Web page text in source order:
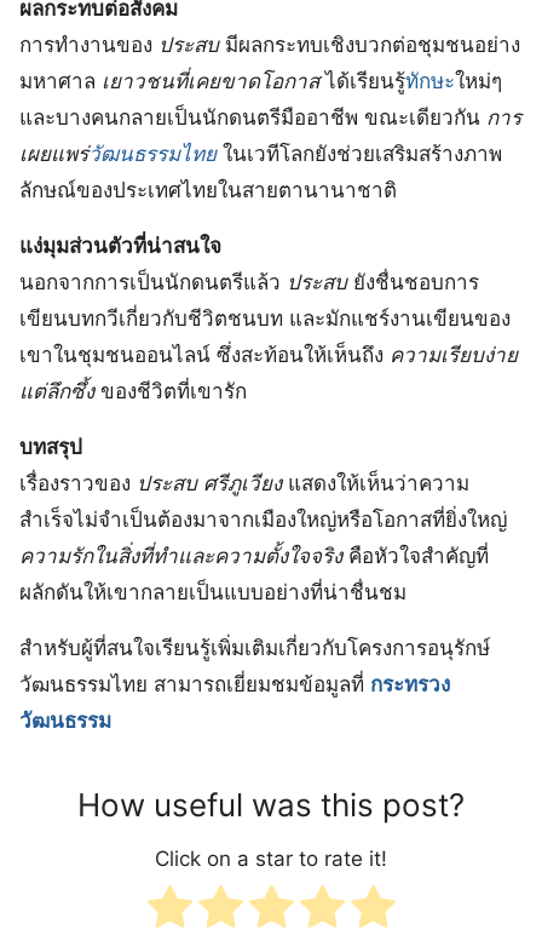
ผลกระทบต่อสังคม
การทำงานของ ประสบมีผลกระทบเชิงบวกต่อชุมชนอย่าง
มหาศาล เยาวชนที่เคยขาดโอกาสได้เรียนรู้ทักษะใหม่ๆ
และบางคนกลายเป็นนักดนตรีมืออาชีพ ขณะเดียวกัน การ
เผยแพร่วัฒนธรรมไทยในเวทีโลกยังช่วยเสริมสร้างภาพ
ลักษณ์ของประเทศไทยในสายตานานาชาติ
แง่มุมส่วนตัวที่น่าสนใจ
นอกจากการเป็นนักดนตรีแล้ว ประสบยังชื่นชอบการ
เขียนบทกวีเกี่ยวกับชีวิตชนบท และมักแชร์งานเขียนของ
เขาในชุมชนออนไลน์ ซึ่งสะท้อนให้เห็นถึง ความเรียบง่าย
แต่ลึกซึ้งของชีวิตที่เขารัก
บทสรุป
เรื่องราวของ ประสบ ศรีภูเวียงแสดงให้เห็นว่าความ
สำเร็จไม่จำเป็นต้องมาจากเมืองใหญ่หรือโอกาสที่ยิ่งใหญ่
ความรักในสิ่งที่ทำและความตั้งใจจริงคือหัวใจสำคัญที่
ผลักดันให้เขากลายเป็นแบบอย่างที่น่าชื่นชม
สำหรับผู้ที่สนใจเรียนรู้เพิ่มเติมเกี่ยวกับโครงการอนุรักษ์
วัฒนธรรมไทย สามารถเยี่ยมชมข้อมูลที่ กระทรวง
วัฒนธรรม
How useful was this post?
Click on a star to rate it!